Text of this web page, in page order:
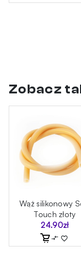
Zobacz
Wąż silikonowy
Touch złoty
24.90zł